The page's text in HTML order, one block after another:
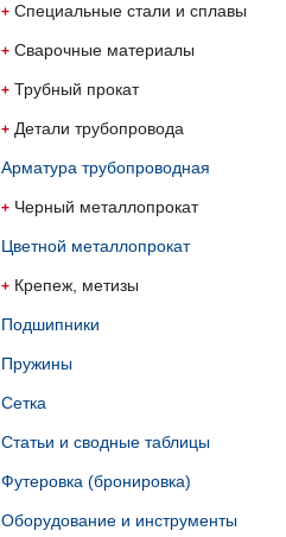
Специальные стали и сплавы
Сварочные материалы
Трубный прокат
Детали трубопровода
Арматура трубопроводная
Черный металлопрокат
Цветной металлопрокат
Крепеж, метизы
Подшипники
Пружины
Сетка
Статьи и сводные таблицы
Футеровка (бронировка)
Оборудование и инструменты